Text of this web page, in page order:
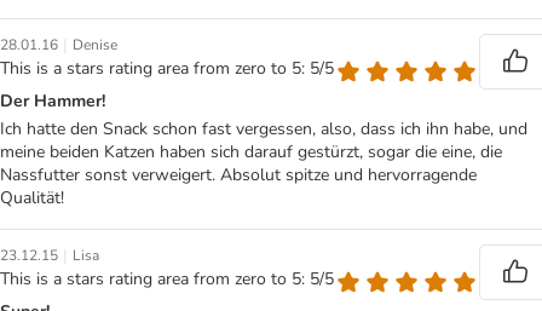
28.01.16 | Denise
This is a stars rating area from zero to 5: 5/5
Der Hammer!
Ich hatte den Snack schon fast vergessen, also, dass ich ihn habe, und
meine beiden Katzen haben sich darauf gestürzt, sogar die eine, die
Nassfutter sonst verweigert. Absolut spitze und hervorragende
Qualität!
23.12.15 | Lisa
This is a stars rating area from zero to 5: 5/5